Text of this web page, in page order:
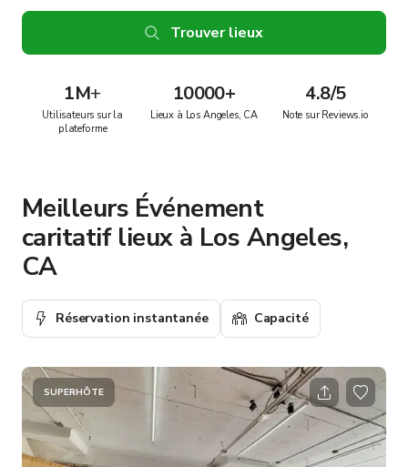
Trouver lieux
1M+
Utilisateurs sur la
plateforme
10000+
Lieux à Los Angeles, CA
4.8/5
Note sur Reviews.io
Meilleurs Événement
caritatif lieux à Los Angeles,
CA
Réservation instantanée Capacité
SUPERHÔTE